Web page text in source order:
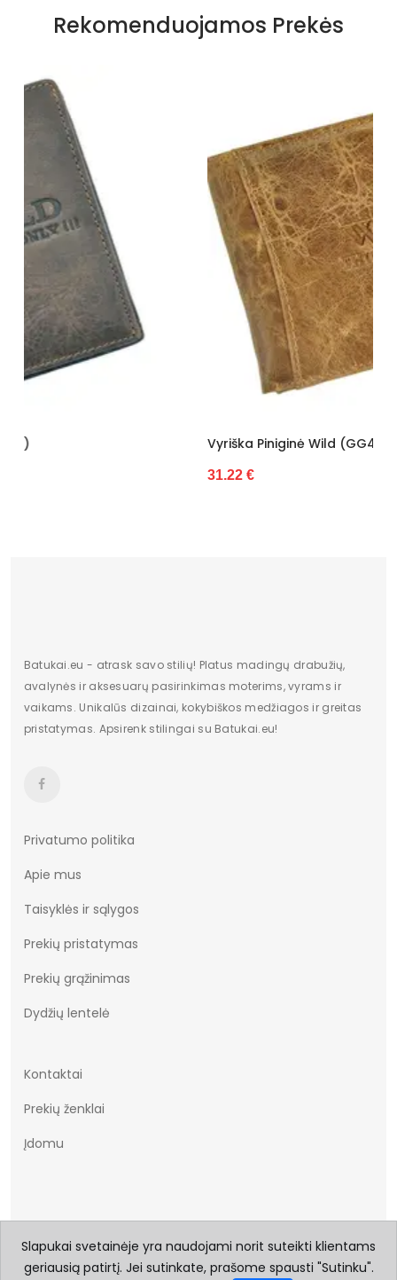
Rekomenduojamos Prekės
Vyriška Piniginė Wild (GG4583)
Batukai.eu - atrask savo stilių! Platus madingų drabužių,
avalynės ir aksesuarų pasirinkimas moterims, vyrams ir
vaikams. Unikalūs dizainai, kokybiškos medžiagos ir greitas
pristatymas. Apsirenk stilingai su Batukai.eu!
Privatumo politika
Apie mus
Taisyklės ir sąlygos
Prekių pristatymas
Prekių grąžinimas
Dydžių lentelė
Kontaktai
Prekių ženklai
Įdomu
Slapukai svetainėje yra naudojami norit suteikti klientams
geriausią patirtį. Jei sutinkate, prašome spausti "Sutinku".